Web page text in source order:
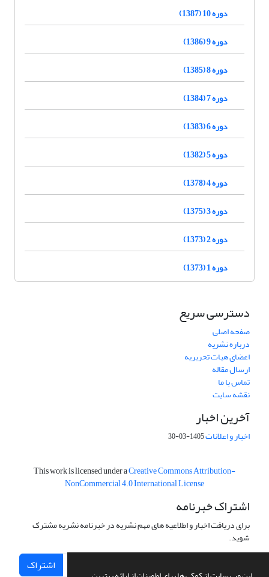
دوره 10 (1387)
دوره 9 (1386)
دوره 8 (1385)
دوره 7 (1384)
دوره 6 (1383)
دوره 5 (1382)
دوره 4 (1378)
دوره 3 (1375)
دوره 2 (1373)
دوره 1 (1373)
دسترسی سریع
صفحه اصلی
درباره نشریه
اعضای هیات تحریریه
ارسال مقاله
تماس با ما
نقشه سایت
آخرین اخبار
اخبار و اعلانات1405-03-30
This work is licensed under aCreative Commons Attribution-
NonCommercial 4.0 International License
اشتراک خبرنامه
برای دریافت اخبار و اطلاعیه های مهم نشریه در خبرنامه نشریه مشترک
شوید.
اشتراک